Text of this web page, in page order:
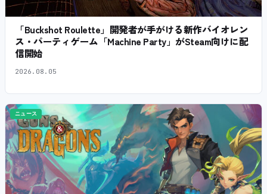
「Buckshot Roulette」開発者が手がける新作バイオレン
ス・パーティゲーム「Machine Party」がSteam向けに配
信開始
2026.08.05
ニュース